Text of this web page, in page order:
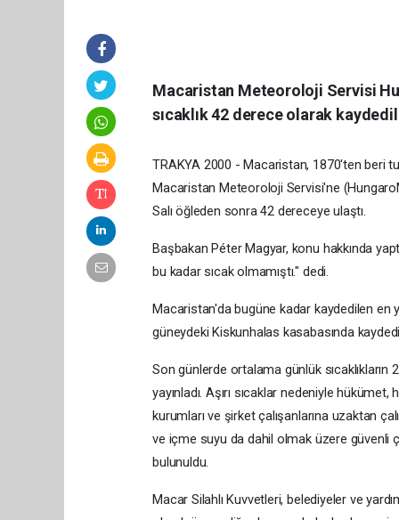
Macaristan Meteoroloji Servisi
sıcaklık 42 derece olarak
TRAKYA 2000 - Macaristan, 1870'ten beri
Macaristan Meteoroloji Servisi'ne
Salı öğleden sonra 42 dereceye ulaştı.
Başbakan Péter Magyar, konu hakkında
bu kadar sıcak olmamıştı." dedi.
Macaristan'da bugüne kadar kaydedilen en
güneydeki Kiskunhalas kasabasında
Son günlerde ortalama günlük sıcaklıkların
yayınladı. Aşırı sıcaklar nedeniyle
kurumları ve şirket çalışanlarına uzaktan
ve içme suyu da dahil olmak üzere güvenli
bulunuldu.
Macar Silahlı Kuvvetleri, belediyeler ve